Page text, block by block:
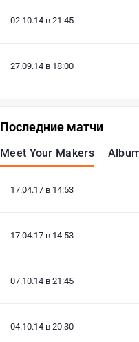
02.10.14 в 21:45
27.09.14 в 18:00
Последние матчи
Meet Your Makers
17.04.17 в 14:53
17.04.17 в 14:53
07.10.14 в 21:45
04.10.14 в 20:30